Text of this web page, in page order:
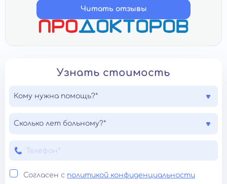
Читать отзывы
Узнать стоимость
Кому нужна помощь?*
Сколько лет больному?*
Согласен с политикой конфиденциальности